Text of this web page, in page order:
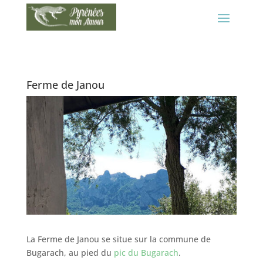
Ferme de Janou
La Ferme de Janou se situe sur la commune de
Bugarach, au pied du pic du Bugarach.